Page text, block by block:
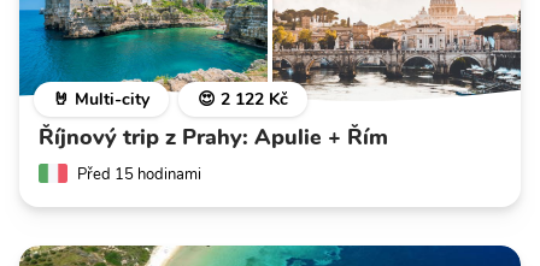
🤘 Multi-city 😍 2 122 Kč
Říjnový trip z Prahy: Apulie + Řím
Před 15 hodinami